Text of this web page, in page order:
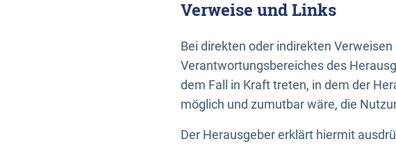
Verweise und Links
Bei direkten oder indirekten
Verantwortungsbereiches des
dem Fall in Kraft treten, in dem der
möglich und zumutbar wäre, die
Der Herausgeber erklärt hiermit